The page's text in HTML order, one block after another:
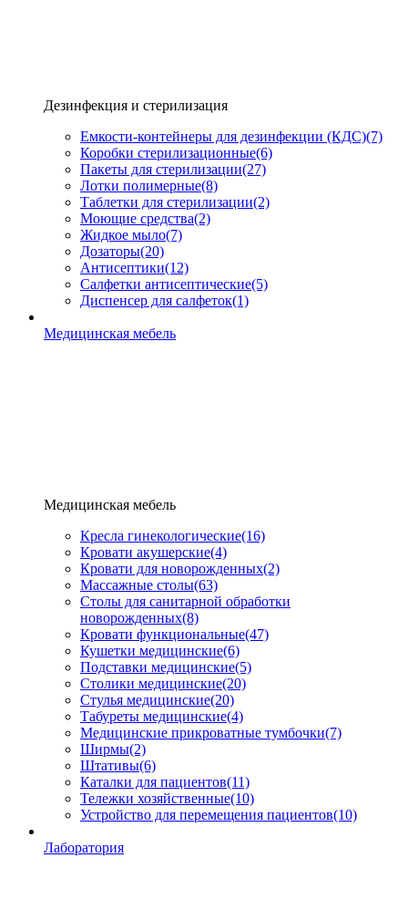
Дезинфекция и стерилизация
Емкости-контейнеры для дезинфекции (КДС)(7)
Коробки стерилизационные(6)
Пакеты для стерилизации(27)
Лотки полимерные(8)
Таблетки для стерилизации(2)
Моющие средства(2)
Жидкое мыло(7)
Дозаторы(20)
Антисептики(12)
Салфетки антисептические(5)
Диспенсер для салфеток(1)
Медицинская мебель
Медицинская мебель
Кресла гинекологические(16)
Кровати акушерские(4)
Кровати для новорожденных(2)
Массажные столы(63)
Столы для санитарной обработки
новорожденных(8)
Кровати функциональные(47)
Кушетки медицинские(6)
Подставки медицинские(5)
Столики медицинские(20)
Стулья медицинские(20)
Табуреты медицинские(4)
Медицинские прикроватные тумбочки(7)
Ширмы(2)
Штативы(6)
Каталки для пациентов(11)
Тележки хозяйственные(10)
Устройство для перемещения пациентов(10)
Лаборатория